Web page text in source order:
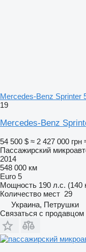
Mercedes-Benz Sprinter
19
Mercedes-Benz
54 500 $ ≈ 2 427 000 грн
Пассажирский
2014
548 000 км
Euro 5
Мощность 190 л.с. (140
Количество мест 29
Украина, Петрушки
Связаться с продавцом